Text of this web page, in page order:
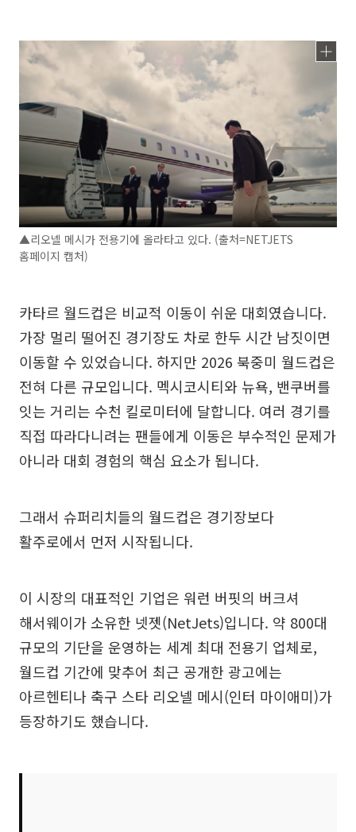
▲리오넬 메시가 전용기에 올라타고 있다. (출처=NETJETS
홈페이지 캡처)
카타르 월드컵은 비교적 이동이 쉬운 대회였습니다.
가장 멀리 떨어진 경기장도 차로 한두 시간 남짓이면
이동할 수 있었습니다. 하지만 2026 북중미 월드컵은
전혀 다른 규모입니다. 멕시코시티와 뉴욕, 밴쿠버를
잇는 거리는 수천 킬로미터에 달합니다. 여러 경기를
직접 따라다니려는 팬들에게 이동은 부수적인 문제가
아니라 대회 경험의 핵심 요소가 됩니다.
그래서 슈퍼리치들의 월드컵은 경기장보다
활주로에서 먼저 시작됩니다.
이 시장의 대표적인 기업은 워런 버핏의 버크셔
해서웨이가 소유한 넷젯(NetJets)입니다. 약 800대
규모의 기단을 운영하는 세계 최대 전용기 업체로,
월드컵 기간에 맞추어 최근 공개한 광고에는
아르헨티나 축구 스타 리오넬 메시(인터 마이애미)가
등장하기도 했습니다.